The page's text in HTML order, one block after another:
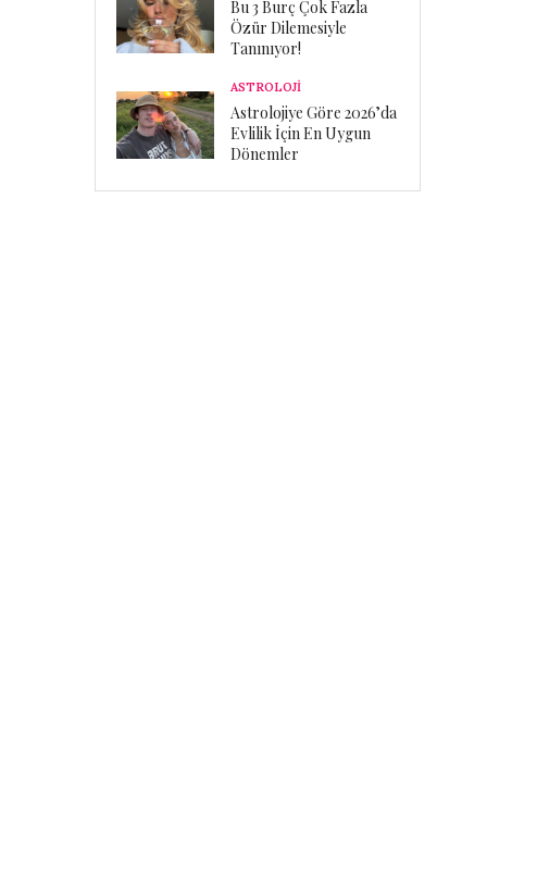
Bu 3 Burç Çok Fazla
Özür Dilemesiyle
Tanınıyor!
ASTROLOJİ
Astrolojiye Göre 2026’da
Evlilik İçin En Uygun
Dönemler